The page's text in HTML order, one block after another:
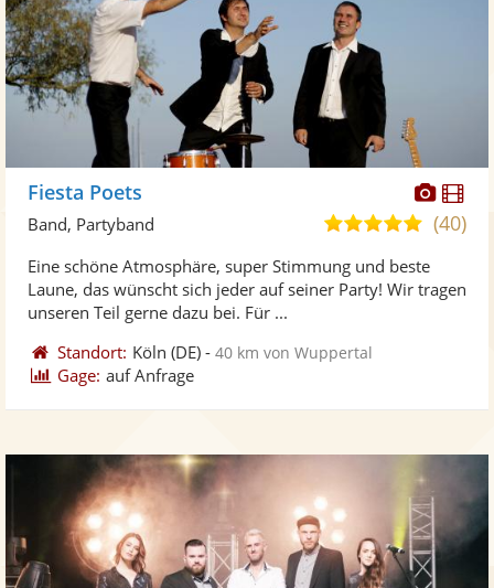
Fiesta Poets
5,0
5
Sternen
(40)
Band, Partyband
Eine schöne Atmosphäre, super Stimmung und beste
Laune, das wünscht sich jeder auf seiner Party! Wir tragen
unseren Teil gerne dazu bei. Für ...
Standort: Köln (DE) -40 km von Wuppertal
Gage: auf Anfrage